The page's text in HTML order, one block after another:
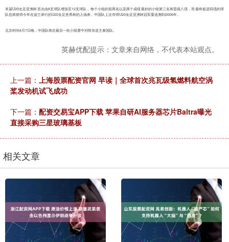
本届U20女足亚洲杯首次由8支球队增加至12支球队，每个小组的前两名以及两个成绩最好的小组第三名将晋级八强，而最终挺进四强的球
队也将获得今年在波兰举行的U20女足世界杯的入场券。中国队上次夺得U20女足亚洲杯冠军要追溯到2006年。
北京时间4月7日晚，中国队将在最后一轮小组赛中对阵东道主泰国队。
英赫优配提示：文章来自网络，不代表本站观点。
上一篇： 上海股票配资官网 早读｜全球首次兆瓦级氢燃料航空涡
桨发动机试飞成功
下一篇： 配资交易宝APP下载 苹果自研AI服务器芯片Baltra曝光
直接采购三星玻璃基板
相关文章